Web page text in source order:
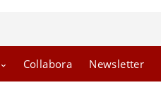
Collabora Newsletter